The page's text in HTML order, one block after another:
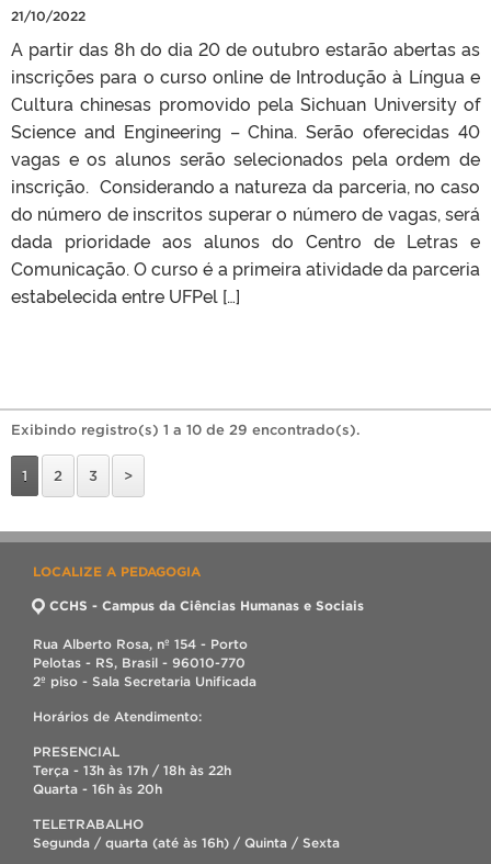
21/10/2022
A partir das 8h do dia 20 de outubro estarão abertas as
inscrições para o curso online de Introdução à Língua e
Cultura chinesas promovido pela Sichuan University of
Science and Engineering – China. Serão oferecidas 40
vagas e os alunos serão selecionados pela ordem de
inscrição. Considerando a natureza da parceria, no caso
do número de inscritos superar o número de vagas, será
dada prioridade aos alunos do Centro de Letras e
Comunicação. O curso é a primeira atividade da parceria
estabelecida entre UFPel […]
Exibindo registro(s) 1 a 10 de 29 encontrado(s).
1 2 3 >
LOCALIZE A PEDAGOGIA
CCHS - Campus da Ciências Humanas e Sociais
Rua Alberto Rosa, nº 154 - Porto
Pelotas - RS, Brasil - 96010-770
2º piso - Sala Secretaria Unificada
Horários de Atendimento:
PRESENCIAL
Terça - 13h às 17h / 18h às 22h
Quarta - 16h às 20h
TELETRABALHO
Segunda / quarta (até às 16h) / Quinta / Sexta